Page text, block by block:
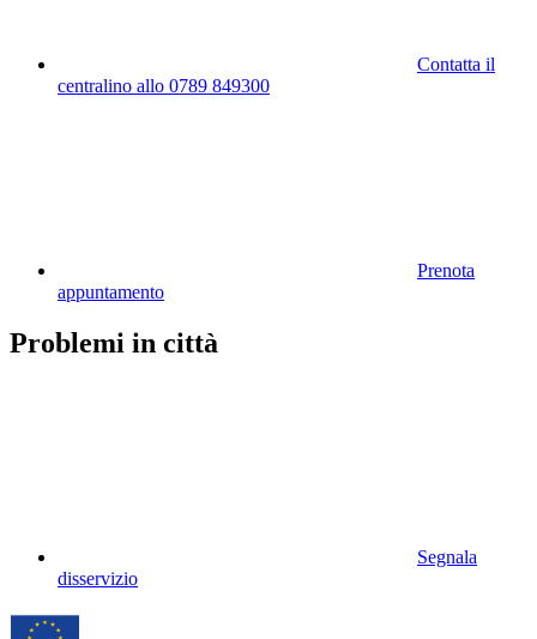
Contatta il
centralino allo 0789 849300
Prenota
appuntamento
Problemi in città
Segnala
disservizio